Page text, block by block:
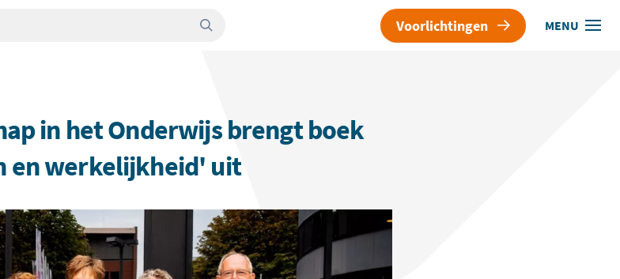
Voorlichtingen MENU
in het Onderwijs brengt boek
en werkelijkheid' uit